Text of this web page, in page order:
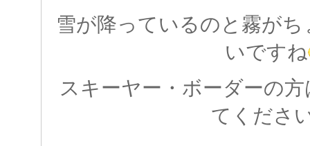
雪が降っているのと霧が
いですね
スキーヤー・ボーダーの
てくださ